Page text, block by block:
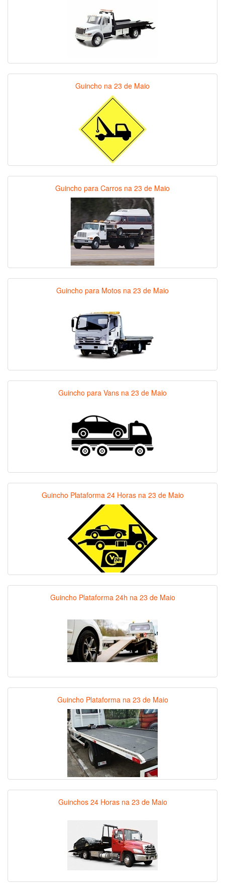
Guincho na 23 de Maio
Guincho para Carros na 23 de Maio
Guincho para Motos na 23 de Maio
Guincho para Vans na 23 de Maio
Guincho Plataforma 24 Horas na 23 de Maio
Guincho Plataforma 24h na 23 de Maio
Guincho Plataforma na 23 de Maio
Guinchos 24 Horas na 23 de Maio